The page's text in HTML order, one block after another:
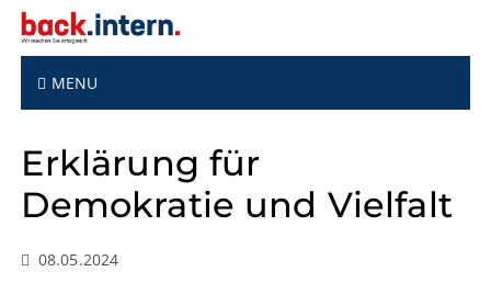
MENU
Erklärung für
Demokratie und Vielfalt
08.05.2024